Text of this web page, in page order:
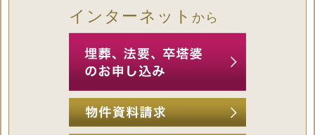
インターネット から​